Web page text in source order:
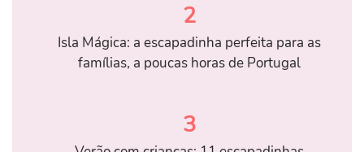
2
Isla Mágica: a escapadinha perfeita para as
famílias, a poucas horas de Portugal
3